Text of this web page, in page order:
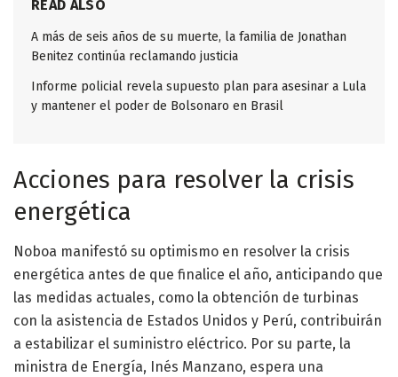
READ ALSO
A más de seis años de su muerte, la familia de Jonathan
Benitez continúa reclamando justicia
Informe policial revela supuesto plan para asesinar a Lula
y mantener el poder de Bolsonaro en Brasil
Acciones para resolver la crisis
energética
Noboa manifestó su optimismo en resolver la crisis
energética antes de que finalice el año, anticipando que
las medidas actuales, como la obtención de turbinas
con la asistencia de Estados Unidos y Perú, contribuirán
a estabilizar el suministro eléctrico. Por su parte, la
ministra de Energía, Inés Manzano, espera una